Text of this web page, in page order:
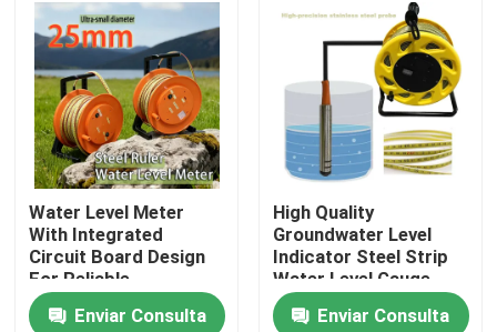
Productos
Sobre nosotros
Visita a la fábrica
Control de Calidad
Contacto
Water Level Meter
With Integrated
Circuit Board Design
For Reliable
Performance
Enviar Consulta
High Quality
Groundwater Level
Indicator Steel Strip
Water Level Gauge
Well Depth Gauge
Enviar Consulta